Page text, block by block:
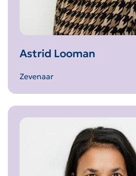
Astrid Looman
Zevenaar